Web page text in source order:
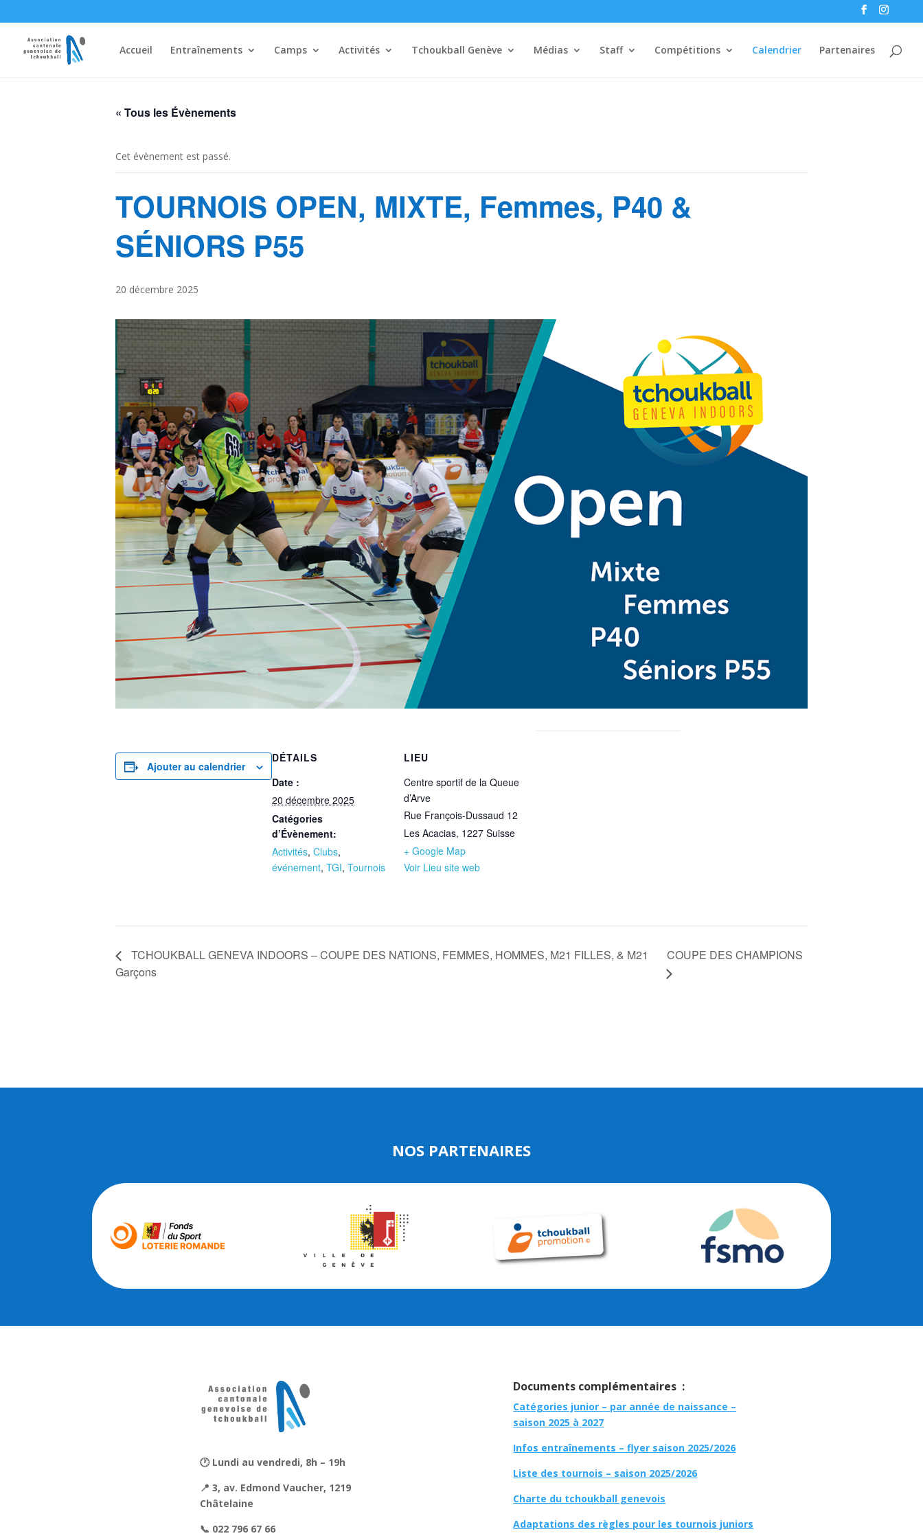
Accueil Entraînements Camps Activités Tchoukball Genève Médias Staff Compétitions Calendrier Partenaires
« Tous les Évènements
Cet évènement est passé.
TOURNOIS OPEN, MIXTE, Femmes, P40 &
SÉNIORS P55
20 décembre 2025
Ajouter au calendrier
DÉTAILS
Date :
20 décembre 2025
Catégories
d’Évènement:
Activités, Clubs,
événement, TGI, Tournois
LIEU
Centre sportif de la Queue
d’Arve
Rue François-Dussaud 12
Les Acacias, 1227 Suisse
+ Google Map
Voir Lieu site web
TCHOUKBALL GENEVA INDOORS – COUPE DES NATIONS, FEMMES, HOMMES, M21 FILLES, & M21
Garçons
COUPE DES CHAMPIONS
NOS PARTENAIRES
🕐 Lundi au vendredi, 8h – 19h
📍 3, av. Edmond Vaucher, 1219
Châtelaine
📞 022 796 67 66
Documents complémentaires :
Catégories junior – par année de naissance –
saison 2025 à 2027
Infos entraînements – flyer saison 2025/2026
Liste des tournois – saison 2025/2026
Charte du tchoukball genevois
Adaptations des règles pour les tournois juniors